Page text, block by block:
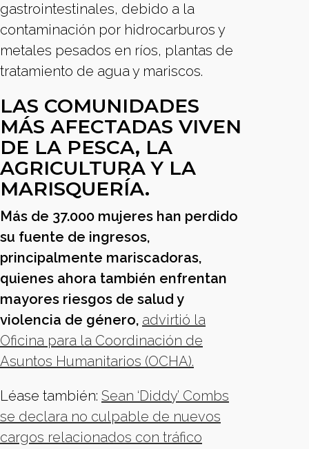
gastrointestinales, debido a la
contaminación por hidrocarburos y
metales pesados en ríos, plantas de
tratamiento de agua y mariscos.
LAS COMUNIDADES
MÁS AFECTADAS VIVEN
DE LA PESCA, LA
AGRICULTURA Y LA
MARISQUERÍA.
Más de 37.000 mujeres han perdido
su fuente de ingresos,
principalmente mariscadoras,
quienes ahora también enfrentan
mayores riesgos de salud y
violencia de género, advirtió la
Oficina para la Coordinación de
Asuntos Humanitarios (OCHA).
Léase también: Sean ‘Diddy’ Combs
se declara no culpable de nuevos
cargos relacionados con tráfico